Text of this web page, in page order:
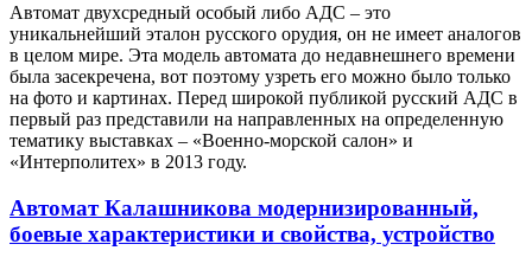
Автомат двухсредный особый либо АДС – это
уникальнейший эталон русского орудия, он не имеет аналогов
в целом мире. Эта модель автомата до недавнешнего времени
была засекречена, вот поэтому узреть его можно было только
на фото и картинах. Перед широкой публикой русский АДС в
первый раз представили на направленных на определенную
тематику выставках – «Военно-морской салон» и
«Интерполитех» в 2013 году.
Автомат Калашникова модернизированный,
боевые характеристики и свойства, устройство